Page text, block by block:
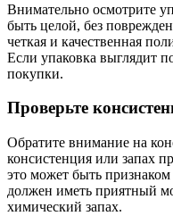
Внимательно осмотрите
быть целой, без
четкая и качественная
Если упаковка выглядит
покупки.
Проверьте
Обратите внимание на
консистенция или запах
это может быть
должен иметь приятный
химический запах.